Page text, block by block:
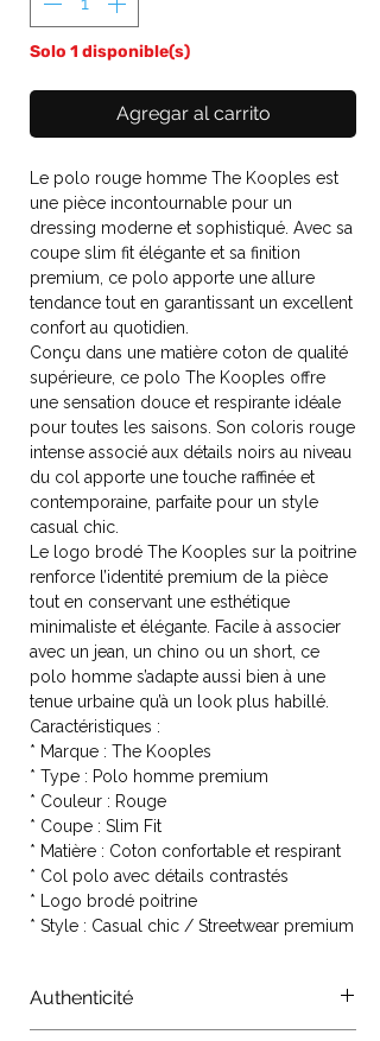
Solo 1 disponible(s)
Agregar al carrito
Le polo rouge homme The Kooples est
une pièce incontournable pour un
dressing moderne et sophistiqué. Avec sa
coupe slim fit élégante et sa finition
premium, ce polo apporte une allure
tendance tout en garantissant un excellent
confort au quotidien.
Conçu dans une matière coton de qualité
supérieure, ce polo The Kooples offre
une sensation douce et respirante idéale
pour toutes les saisons. Son coloris rouge
intense associé aux détails noirs au niveau
du col apporte une touche raffinée et
contemporaine, parfaite pour un style
casual chic.
Le logo brodé The Kooples sur la poitrine
renforce l’identité premium de la pièce
tout en conservant une esthétique
minimaliste et élégante. Facile à associer
avec un jean, un chino ou un short, ce
polo homme s’adapte aussi bien à une
tenue urbaine qu’à un look plus habillé.
Caractéristiques :
* Marque : The Kooples
* Type : Polo homme premium
* Couleur : Rouge
* Coupe : Slim Fit
* Matière : Coton confortable et respirant
* Col polo avec détails contrastés
* Logo brodé poitrine
* Style : Casual chic / Streetwear premium
Authenticité